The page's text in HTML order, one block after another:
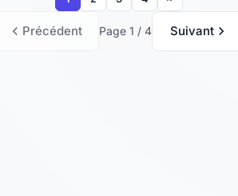
Précédent Page 1 / 4 Suivant